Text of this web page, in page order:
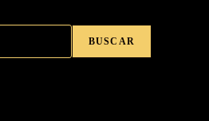
BUSCAR